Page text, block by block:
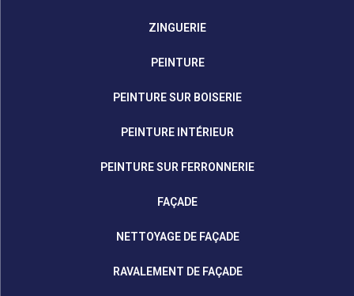
ZINGUERIE
PEINTURE
PEINTURE SUR BOISERIE
PEINTURE INTÉRIEUR
PEINTURE SUR FERRONNERIE
FAÇADE
NETTOYAGE DE FAÇADE
RAVALEMENT DE FAÇADE